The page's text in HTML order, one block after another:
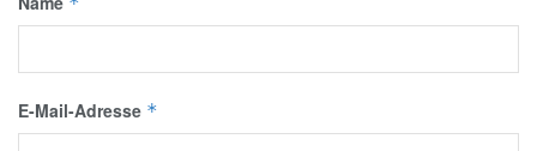
E-Mail-Adresse *